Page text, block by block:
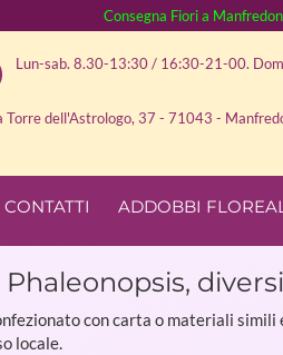
Consegna Fiori a
Lun-sab. 8.30-13:30 / 16:30-21-00.
Torre dell'Astrologo, 37 - 71043 -
CONTATTI ADDOBBI
con carta o materiali
locale.